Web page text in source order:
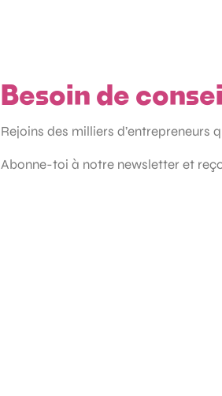
Besoin de
Rejoins des milliers d’entrepreneurs
Abonne-toi à notre newsletter et